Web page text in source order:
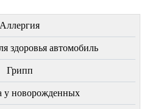
Аллергия
здоровья автомобиль
Грипп
у новорожденных